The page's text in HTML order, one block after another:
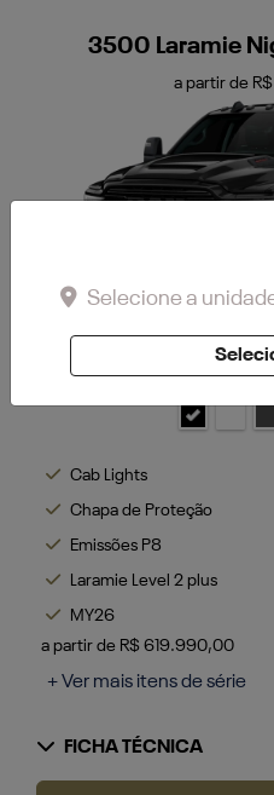
3500 Laramie
a partir de
Preto
Cab Lights
Chapa de Proteção
Emissões P8
Laramie Level 2 plus
MY26
a partir de R$ 619.990,00
+ Ver mais itens de série
FICHA TÉCNICA
Selecione a